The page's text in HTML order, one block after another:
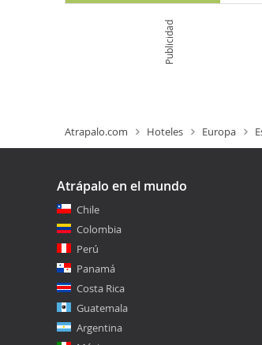
Publicidad
Atrapalo.com Hoteles Europa
Atrápalo en el mundo
Chile
Colombia
Perú
Panamá
Costa Rica
Guatemala
Argentina